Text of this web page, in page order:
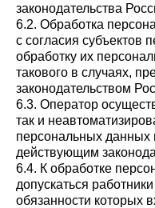
законодательства
6.2. Обработка
с согласия субъектов
обработку их
такового в случаях,
законодательством
6.3. Оператор
так и
персональных данных
действующим
6.4. К обработке
допускаться
обязанности которых